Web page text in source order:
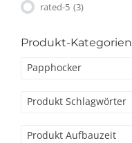
rated-5 (3)
Produkt-Kategorien
Papphocker
Produkt Schlagwörter
Produkt Aufbauzeit